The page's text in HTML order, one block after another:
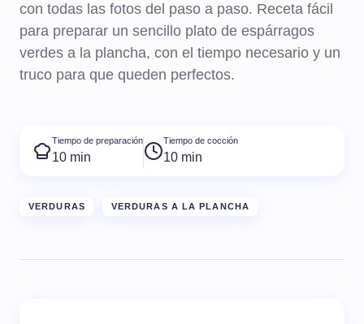
con todas las fotos del paso a paso. Receta fácil
para preparar un sencillo plato de espárragos
verdes a la plancha, con el tiempo necesario y un
truco para que queden perfectos.
Tiempo de preparación
10 min
Tiempo de cocción
10 min
VERDURAS VERDURAS A LA PLANCHA